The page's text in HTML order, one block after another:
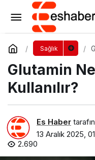
Sağlık
Glutamin
Kullanılır?
Es Haber
13 Aralık 2025,
2.690
Boyun Fıtığı
Yorum Yap